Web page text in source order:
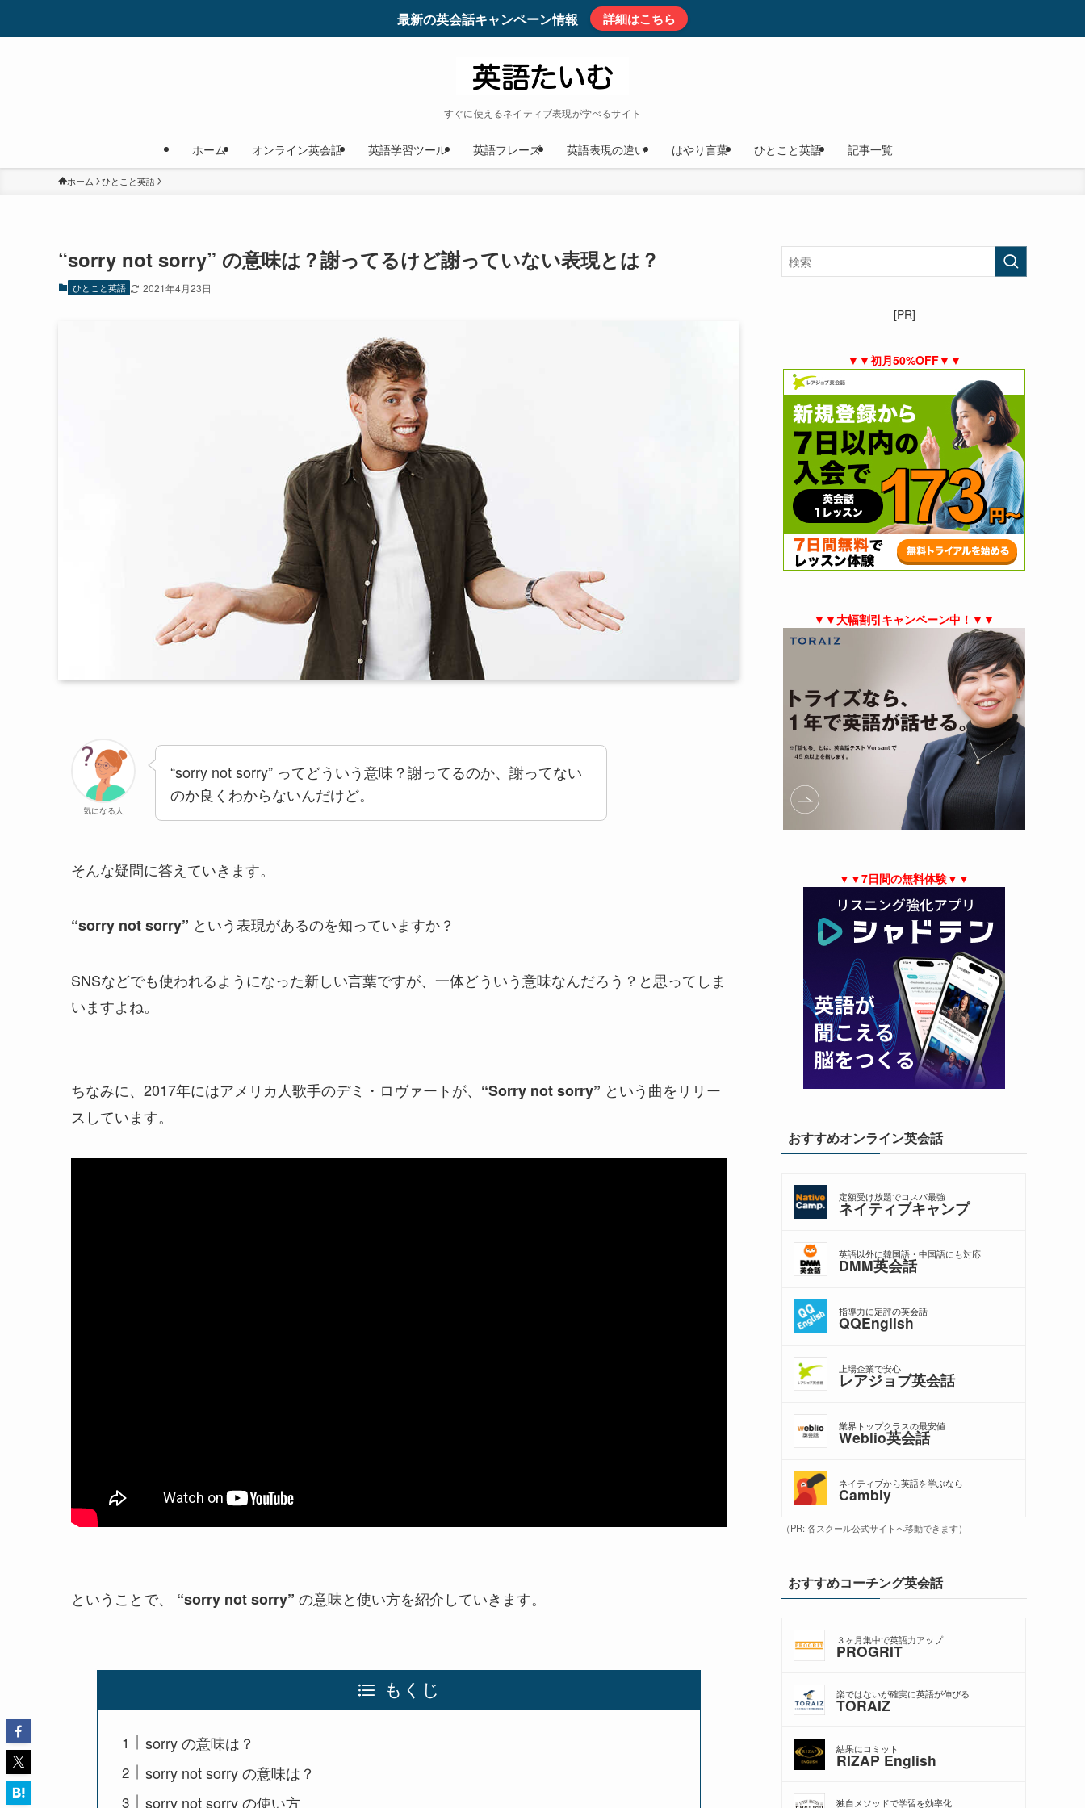
最新の英会話キャンペーン情報 詳細はこちら
すぐに使えるネイティブ表現が学べるサイト
ホーム オンライン英会話 英語学習ツール 英語フレーズ 英語表現の違い はやり言葉 ひとこと英語 記事一覧
ホーム ひとこと英語
“sorry not sorry” の意味は？謝ってるけど謝っていない表現とは？
ひとこと英語 2021年4月23日
気になる人
“sorry not sorry” ってどういう意味？謝ってるのか、謝ってない
のか良くわからないんだけど。
そんな疑問に答えていきます。
“sorry not sorry” という表現があるのを知っていますか？
SNSなどでも使われるようになった新しい言葉ですが、一体どういう意味なんだろう？と思ってしま
いますよね。
ちなみに、2017年にはアメリカ人歌手のデミ・ロヴァートが、 “Sorry not sorry” という曲をリリー
スしています。
ということで、 “sorry not sorry” の意味と使い方を紹介していきます。
もくじ
sorry の意味は？
sorry not sorry の意味は？
sorry not sorry の使い方
[PR]
▼▼初月50%OFF▼▼
▼▼大幅割引キャンペーン中！▼▼
▼▼7日間の無料体験▼▼
おすすめオンライン英会話
定額受け放題でコスパ最強
ネイティブキャンプ
英語以外に韓国語・中国語にも対応
DMM英会話
指導力に定評の英会話
QQEnglish
上場企業で安心
レアジョブ英会話
業界トップクラスの最安値
Weblio英会話
ネイティブから英語を学ぶなら
Cambly
（PR: 各スクール公式サイトへ移動できます）
おすすめコーチング英会話
３ヶ月集中で英語力アップ
PROGRIT
楽ではないが確実に英語が伸びる
TORAIZ
結果にコミット
RIZAP English
独自メソッドで学習を効率化